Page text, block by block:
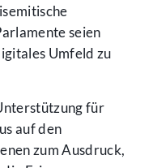
seien
Umfeld zu
für
auf den
zum Ausdruck,